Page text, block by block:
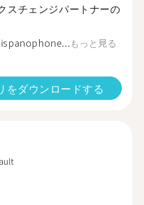
スチェンジパートナーの
もっと見る
をダウンロードする